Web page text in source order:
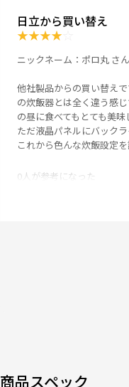
日立から買い替え
★★★★
ニックネーム：ポロ丸 さん
他社製品からの買い替え
の炊飯器とは全く違う感
の昼に食べてもとても美
ただ液晶パネルにバック
これから色んな炊飯設定
0人が参考になった
デザインがオシャレ。
商品スペック